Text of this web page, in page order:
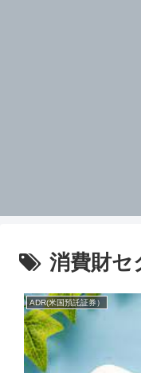
消費財セ
ADR(米国預託証券）